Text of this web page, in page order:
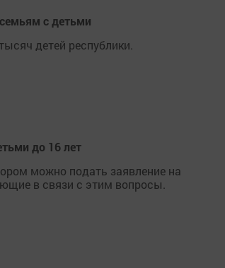
с детьми
детей республики.
до 16 лет
можно подать заявление на
в связи с этим вопросы.